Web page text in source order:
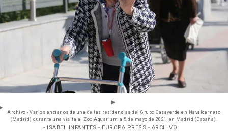
Archivo - Varios ancianos de una de las residencias del Grupo Casaverde en Navalcarnero
(Madrid) durante una visita al Zoo Aquarium, a 5 de mayo de 2021, en Madrid (España).
- ISABEL INFANTES - EUROPA PRESS - ARCHIVO